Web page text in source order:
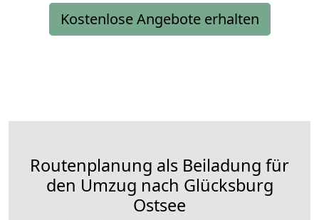
Kostenlose Angebote erhalten
Routenplanung als Beiladung für
den Umzug nach Glücksburg
Ostsee